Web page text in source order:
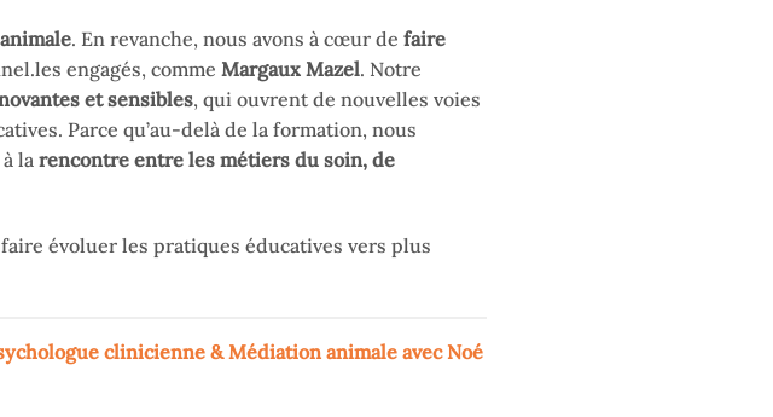
. En revanche, nous avons à cœur de faire
engagés, comme Margaux Mazel. Notre
et sensibles, qui ouvrent de nouvelles voies
Parce qu’au-delà de la formation, nous
larencontre entre les métiers du soin, de
évoluer les pratiques éducatives vers plus
clinicienne & Médiation animale avec Noé